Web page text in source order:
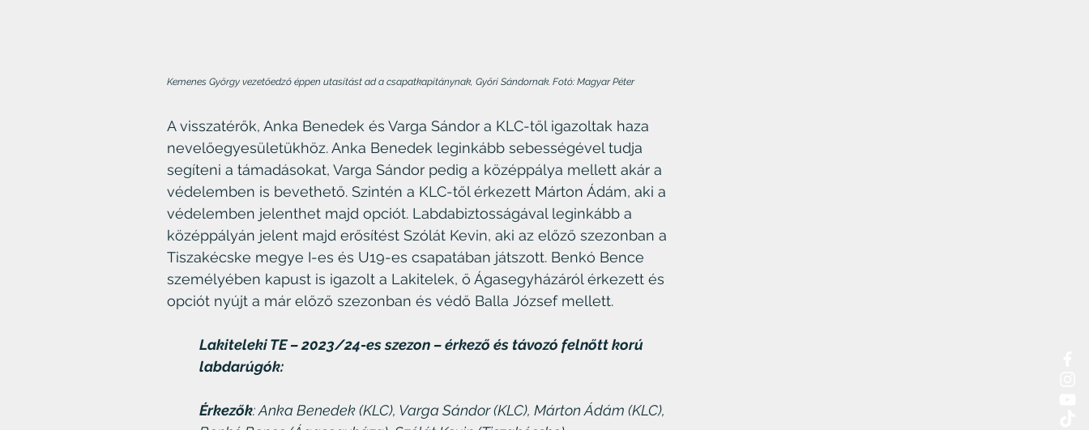
Kemenes György vezetőedző éppen utasítást ad a csapatkapitánynak, Győri Sándornak. Fotó: Magyar Péter
A visszatérők, Anka Benedek és Varga Sándor a KLC-től igazoltak haza
nevelőegyesületükhöz. Anka Benedek leginkább sebességével tudja
segíteni a támadásokat, Varga Sándor pedig a középpálya mellett akár a
védelemben is bevethető. Szintén a KLC-től érkezett Márton Ádám, aki a
védelemben jelenthet majd opciót. Labdabiztosságával leginkább a
középpályán jelent majd erősítést Szólát Kevin, aki az előző szezonban a
Tiszakécske megye I-es és U19-es csapatában játszott. Benkó Bence
személyében kapust is igazolt a Lakitelek, ő Ágasegyházáról érkezett és
opciót nyújt a már előző szezonban és védő Balla József mellett.
Lakiteleki TE – 2023/24-es szezon – érkező és távozó felnőtt korú
labdarúgók:
Érkezők: Anka Benedek (KLC), Varga Sándor (KLC), Márton Ádám (KLC),